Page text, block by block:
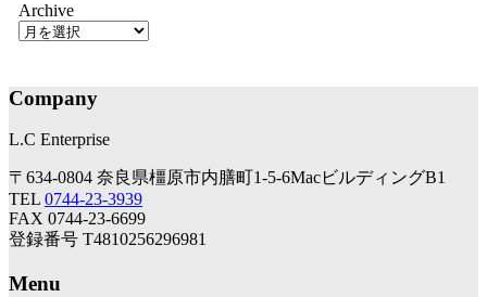
Archive
Company
L.C Enterprise
〒634-0804 奈良県橿原市内膳町1-5-6MacビルディングB1
TEL 0744-23-3939
FAX 0744-23-6699
登録番号 T4810256296981
Menu